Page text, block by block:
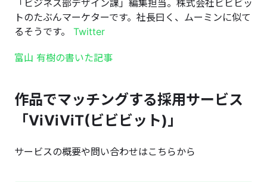
「ビジネス部デザイン課」編集担当。株式会社ビビビッ
トのたぶんマーケターです。社長曰く、ムーミンに似て
るそうです。 Twitter
富山 有樹の書いた記事
作品でマッチングする採用サービス
「ViViViT(ビビビット)」
サービスの概要や問い合わせはこちらから